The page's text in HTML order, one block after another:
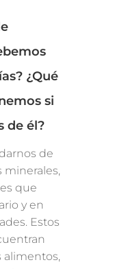
¿Qué
si
de él?
de
minerales,
que
y en
Estos
alimentos,